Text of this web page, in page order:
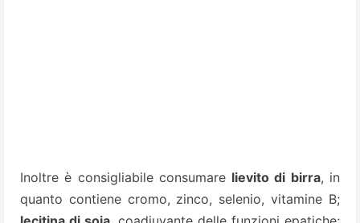
Inoltre è consigliabile consumare lievito di birra, in
quanto contiene cromo, zinco, selenio, vitamine B;